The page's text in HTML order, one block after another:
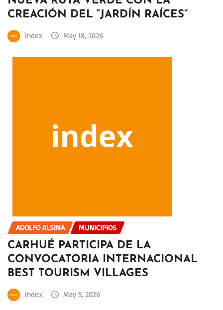
CREACIÓN DEL “JARDÍN RAÍCES”
index May 18, 2026
ADOLFO ALSINA MUNICIPIOS
CARHUÉ PARTICIPA DE LA
CONVOCATORIA INTERNACIONAL
BEST TOURISM VILLAGES
index May 5, 2026